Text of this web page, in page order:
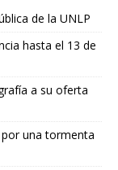
de la UNLP
hasta el 13 de
a su oferta
una tormenta